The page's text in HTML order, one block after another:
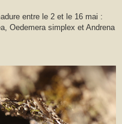
entre le 2 et le 16 mai :
Oedemera simplex et Andrena